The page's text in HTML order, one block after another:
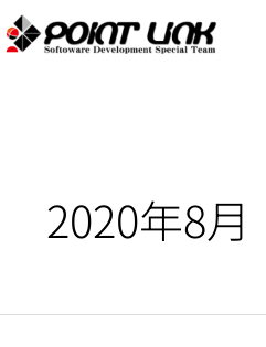
2020年8月